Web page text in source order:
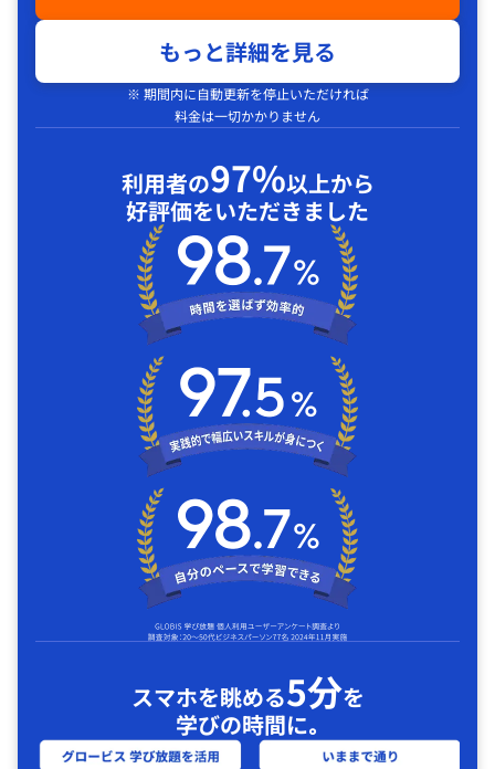
もっと詳細を見る
※ 期間内に自動更新を停止いただければ
料金は一切かかりません
利用者の97%以上から
好評価をいただきました
スマホを眺める5分を
学びの時間に｡